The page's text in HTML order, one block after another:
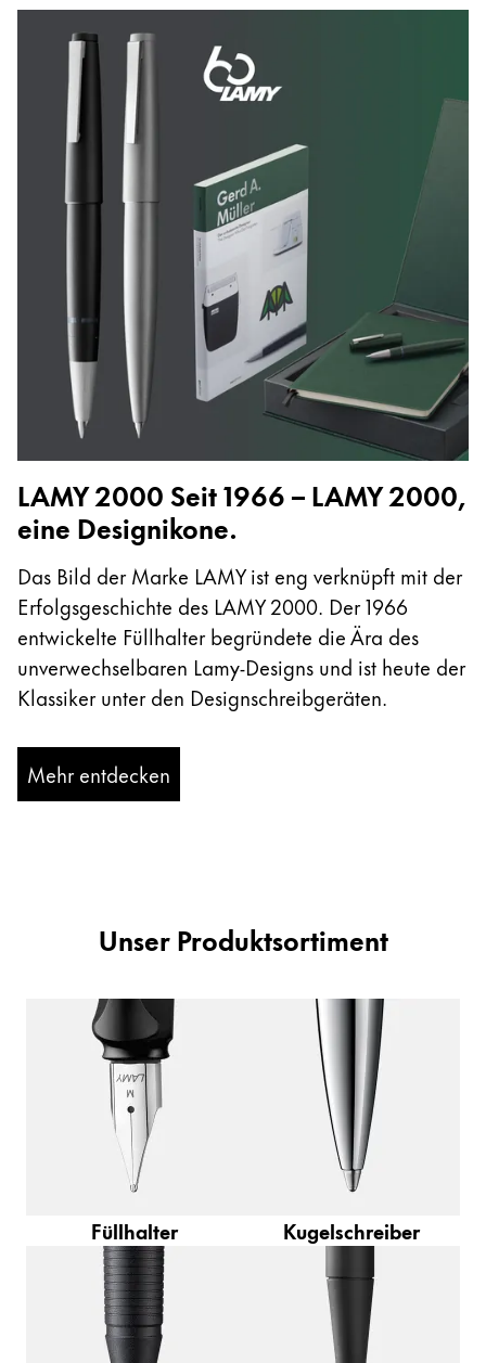
LAMY 2000 Seit 1966 – LAMY 2000,
eine Designikone.
Das Bild der Marke LAMY ist eng verknüpft mit der
Erfolgsgeschichte des LAMY 2000. Der 1966
entwickelte Füllhalter begründete die Ära des
unverwechselbaren Lamy-Designs und ist heute der
Klassiker unter den Designschreibgeräten.
Mehr entdecken
Unser Produktsortiment
Füllhalter Kugelschreiber